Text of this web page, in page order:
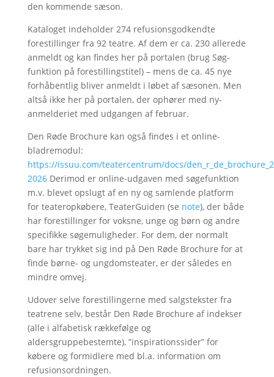
den kommende sæson.
Kataloget indeholder 274 refusionsgodkendte
forestillinger fra 92 teatre. Af dem er ca. 230 allerede
anmeldt og kan findes her på portalen (brug Søg-
funktion på forestillingstitel) – mens de ca. 45 nye
forhåbentlig bliver anmeldt i løbet af sæsonen. Men
altså ikke her på portalen, der ophører med ny-
anmelderiet med udgangen af februar.
Den Røde Brochure kan også findes i et online-
bladremodul:
https://issuu.com/teatercentrum/docs/
2026 Derimod er online-udgaven med søgefunktion
m.v. blevet opslugt af en ny og samlende platform
for teateropkøbere, TeaterGuiden (se note), der både
har forestillinger for voksne, unge og børn og andre
specifikke søgemuligheder. For dem, der normalt
bare har trykket sig ind på Den Røde Brochure for at
finde børne- og ungdomsteater, er der således en
mindre omvej.
Udover selve forestillingerne med salgstekster fra
teatrene selv, består Den Røde Brochure af indekser
(alle i alfabetisk rækkefølge og
aldersgruppebestemte), ”inspirationssider” for
købere og formidlere med bl.a. information om
refusionsordningen.